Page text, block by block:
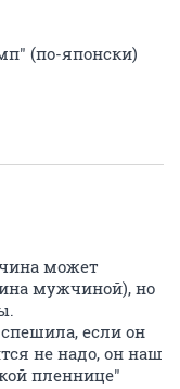
(по-японски)
может
мужчиной), но
если он
не надо, он наш
пленнице"